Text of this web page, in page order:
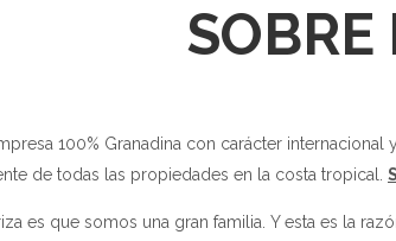
SOBRE
100% Granadina con carácter
de todas las propiedades en la costa tropical.
es que somos una gran familia. Y esta es la